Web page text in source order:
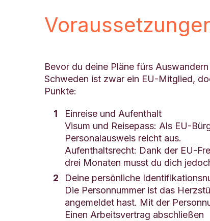
Bevor du deine Pläne fürs
Schweden ist zwar ein EU-Mitglied,
Punkte:
Einreise und Aufenthalt
Visum und Reisepass: Als EU-
Personalausweis reicht aus.
Aufenthaltsrecht: Dank der EU-
drei Monaten musst du dich
Deine persönliche
Die Personnummer ist das
angemeldet hast. Mit der
Einen Arbeitsvertrag abschließen